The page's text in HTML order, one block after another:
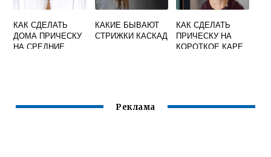
КАК СДЕЛАТЬ
ДОМА ПРИЧЕСКУ
НА СРЕДНИЕ
КАКИЕ БЫВАЮТ
СТРИЖКИ КАСКАД
КАК СДЕЛАТЬ
ПРИЧЕСКУ НА
КОРОТКОЕ КАРЕ
Реклама